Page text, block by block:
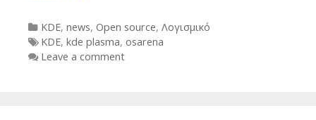
Categories
KDE, news, Open source, Λογισμικό
Tags
KDE, kde plasma, osarena
Leave a comment